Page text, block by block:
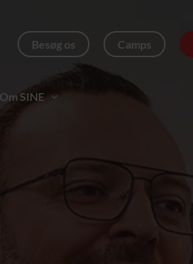
Besøg os Camps
til/fra
TIL/FRA SINE
SINE